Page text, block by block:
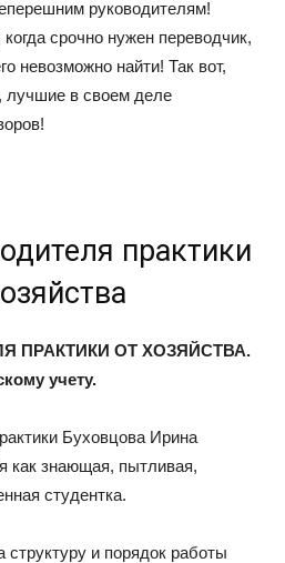
руководителям!
срочно нужен переводчик,
невозможно найти! Так вот,
лучшие в своем деле
практики
ПРАКТИКИ ОТ ХОЗЯЙСТВА.
учету.
Буховцова Ирина
как знающая, пытливая,
студентка.
и порядок работы